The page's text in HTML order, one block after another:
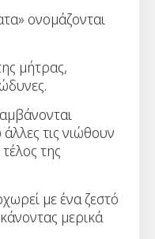
ονομάζονται
μήτρας,
τις νιώθουν
της
με ένα ζεστό
μερικά